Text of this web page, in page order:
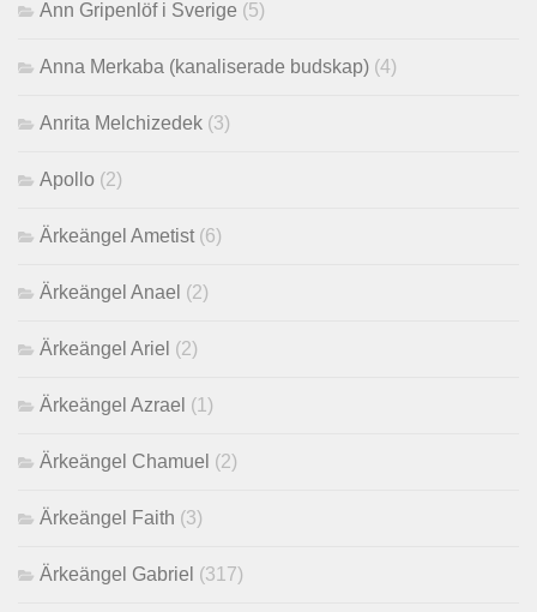
Ann Gripenlöf i Sverige (5)
Anna Merkaba (kanaliserade budskap) (4)
Anrita Melchizedek (3)
Apollo (2)
Ärkeängel Ametist (6)
Ärkeängel Anael (2)
Ärkeängel Ariel (2)
Ärkeängel Azrael (1)
Ärkeängel Chamuel (2)
Ärkeängel Faith (3)
Ärkeängel Gabriel (317)